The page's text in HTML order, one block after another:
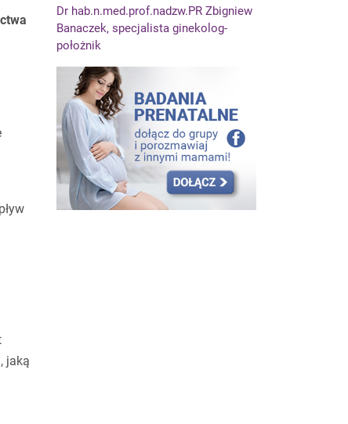
jaką
Dr hab.n.med.prof.nadzw.PR Zbigniew
Banaczek, specjalista ginekolog-
położnik